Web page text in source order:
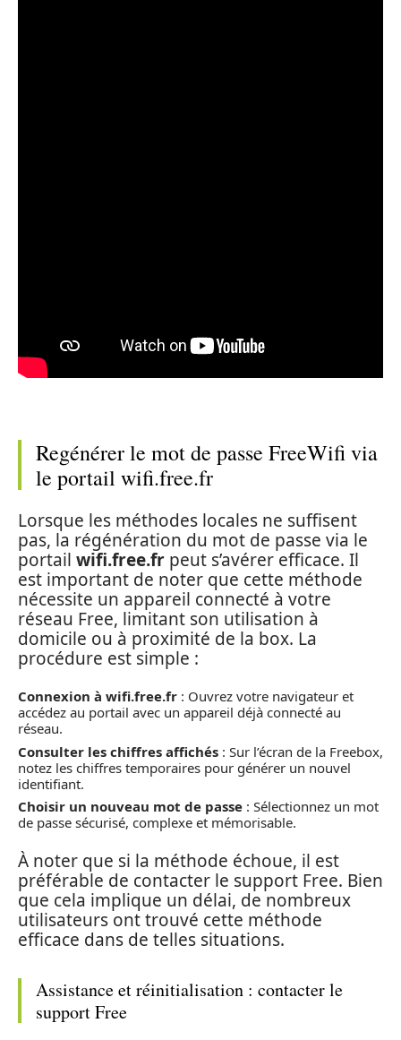
Regénérer le mot de passe FreeWifi via
le portail wifi.free.fr
Lorsque les méthodes locales ne suffisent
pas, la régénération du mot de passe via le
portail wifi.free.fr peut s’avérer efficace. Il
est important de noter que cette méthode
nécessite un appareil connecté à votre
réseau Free, limitant son utilisation à
domicile ou à proximité de la box. La
procédure est simple :
Connexion à wifi.free.fr : Ouvrez votre navigateur et
accédez au portail avec un appareil déjà connecté au
réseau.
Consulter les chiffres affichés : Sur l’écran de la Freebox,
notez les chiffres temporaires pour générer un nouvel
identifiant.
Choisir un nouveau mot de passe : Sélectionnez un mot
de passe sécurisé, complexe et mémorisable.
À noter que si la méthode échoue, il est
préférable de contacter le support Free. Bien
que cela implique un délai, de nombreux
utilisateurs ont trouvé cette méthode
efficace dans de telles situations.
Assistance et réinitialisation : contacter le
support Free